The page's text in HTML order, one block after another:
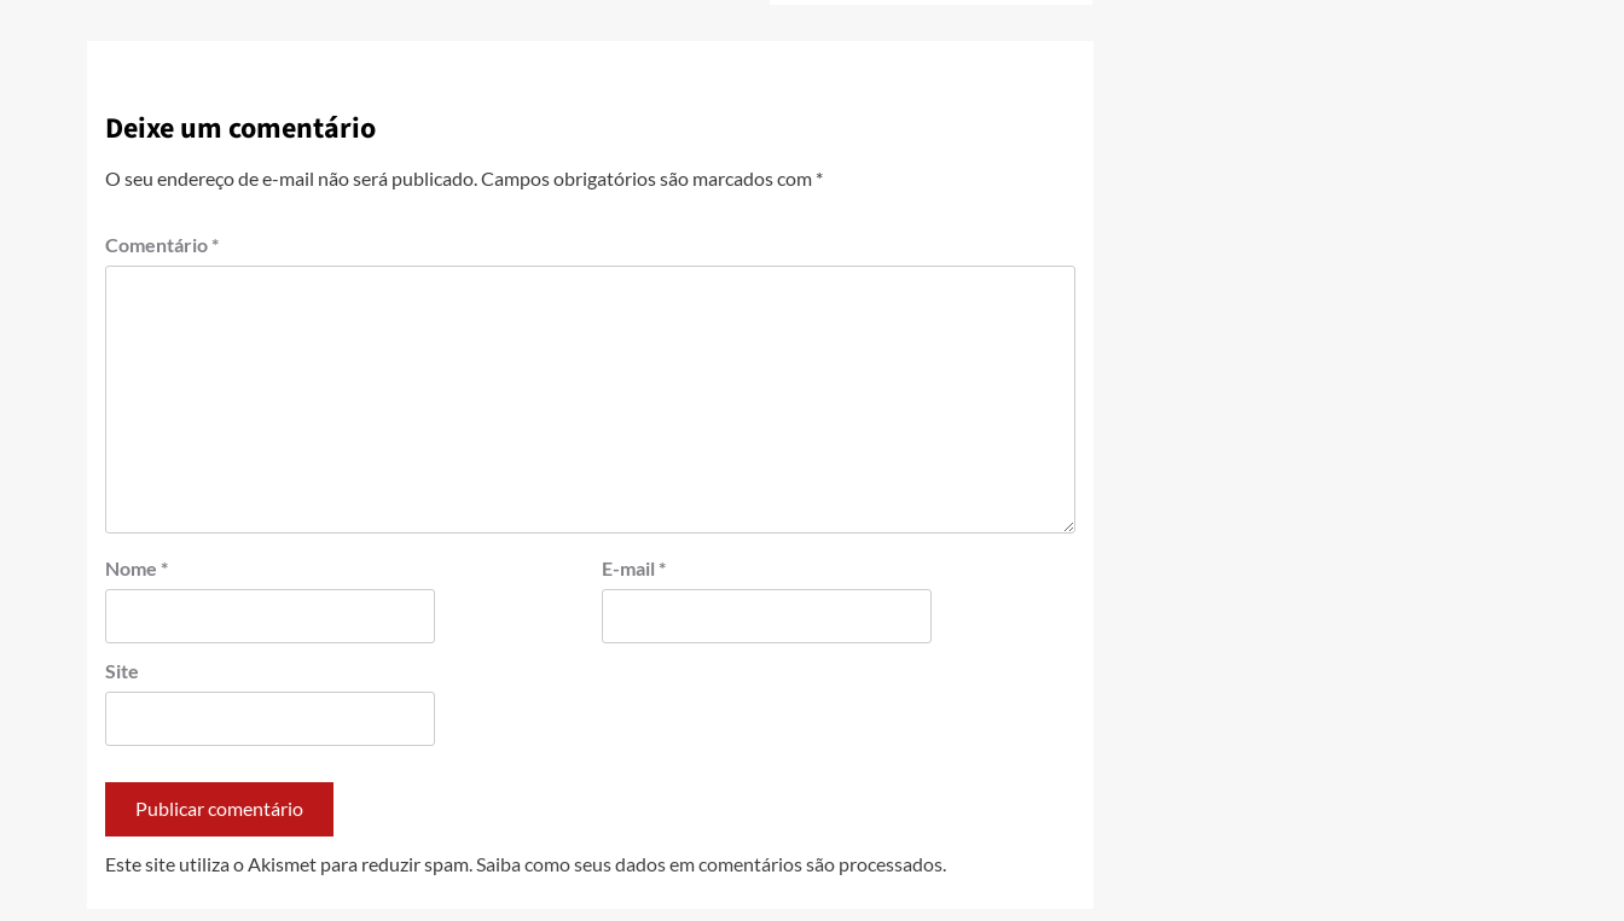
Deixe um comentário
O seu endereço de e-mail não será publicado.Campos obrigatórios são marcados com *
Comentário *
Nome * E-mail *
Site
Este site utiliza o Akismet para reduzir spam.Saiba como seus dados em comentários são processados.